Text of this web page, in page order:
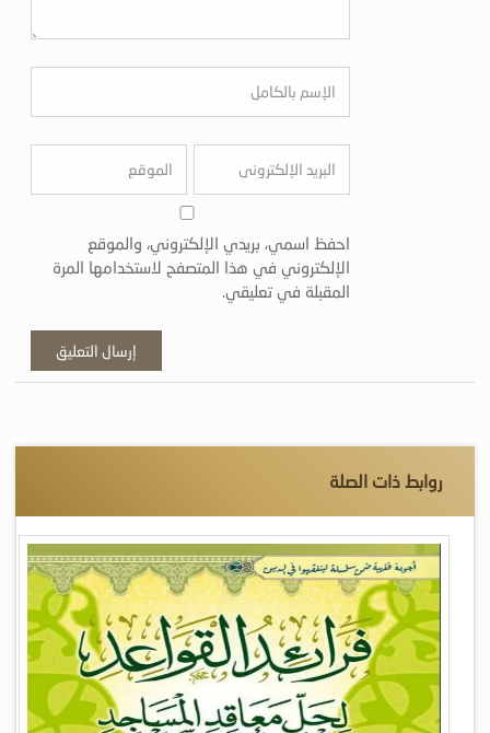
احفظ اسمي، بريدي الإلكتروني، والموقع
الإلكتروني في هذا المتصفح لاستخدامها المرة
المقبلة في تعليقي.
روابط ذات الصلة